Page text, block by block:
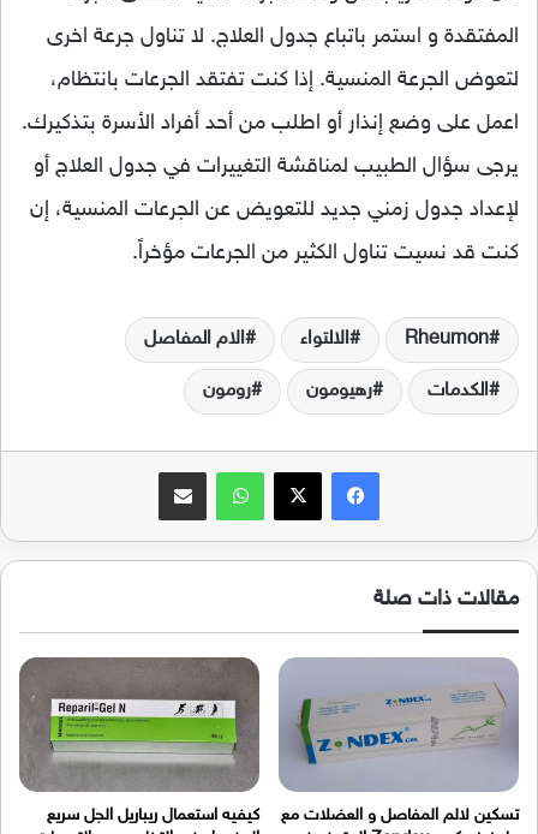
المفتقدة و استمر باتباع جدول العلاج. لا تناول جرعة اخرى
لتعوض الجرعة المنسية. إذا كنت تفتقد الجرعات بانتظام،
اعمل على وضع إنذار أو اطلب من أحد أفراد الأسرة بتذكيرك.
يرجى سؤال الطبيب لمناقشة التغييرات في جدول العلاج أو
لإعداد جدول زمني جديد للتعويض عن الجرعات المنسية، إن
كنت قد نسيت تناول الكثير من الجرعات مؤخراً.
Rheumon الالتواء الام المفاصل
الكدمات رهيومون رومون
فيسبوك‫X واتساب مشاركة عبر البريد
مقالات ذات صلة
تسكين لالم المفاصل و العضلات مع
كيفيه استعمال ريباريل الجل سريع